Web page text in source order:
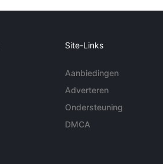
Site-Links
Aanbiedingen
Adverteren
Ondersteuning
DMCA